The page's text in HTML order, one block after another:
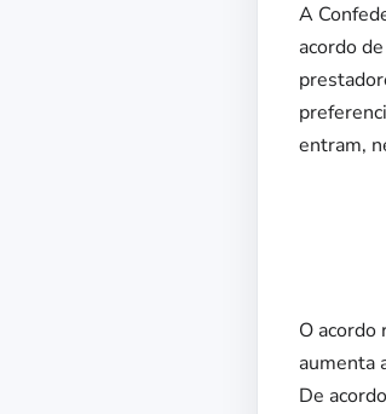
A
acordo
entram,
O acordo
aumenta
De